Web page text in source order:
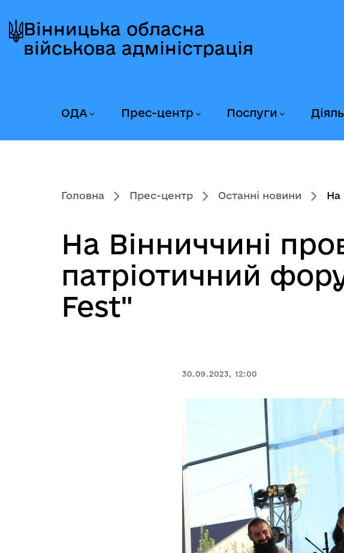
до
головного
до
головного
вмісту
до
головного
колонтитула
Вінницька обласна
військова адміністрація
ОДА Прес-центр Послуги
Головна Прес-центр Останні новини На
На Вінниччині
патріотичний
Fest"
30.09.2023, 12:00